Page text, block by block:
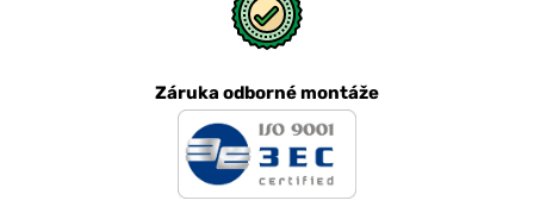
Záruka odborné montáže